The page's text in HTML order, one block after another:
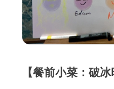
【餐前小菜：破